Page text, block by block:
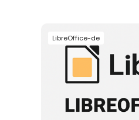
LibreOffice-de